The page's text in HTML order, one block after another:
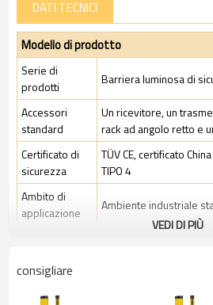
DATI TECNICI
Modello di prodotto
Serie di
prodotti
Barriera luminosa di
Accessori
standard
Un ricevitore, un
rack ad angolo retto e
Certificato di
sicurezza
TÜV CE, certificato
TIPO 4
Ambito di
applicazione
Ambiente industriale
Spazio tra i
VEDI DI PIÙ
consigliare